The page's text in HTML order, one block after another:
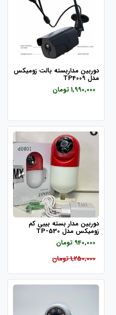
دوربین مداربسته بالت زومیکس
مدل TP4009
1,990,000 تومان
دوربین مدار بسته بیبی کم
زومیکس مدل TP-530
940,000 تومان
1,250,000 تومان